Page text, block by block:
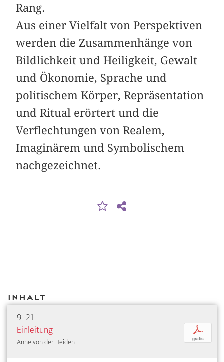
Rang.
Aus einer Vielfalt von Perspektiven
werden die Zusammenhänge von
Bildlichkeit und Heiligkeit, Gewalt
und Ökonomie, Sprache und
politischem Körper, Repräsentation
und Ritual erörtert und die
Verflechtungen von Realem,
Imaginärem und Symbolischem
nachgezeichnet.
Inhalt
9–21
Einleitung
Anne von der Heiden
p
gratis